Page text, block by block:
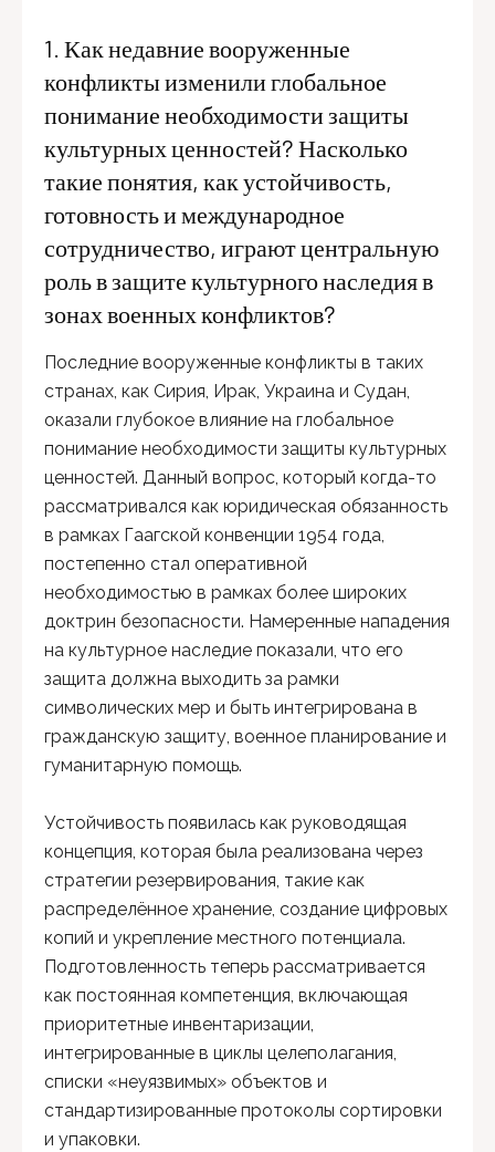
1. Как недавние вооруженные
конфликты изменили глобальное
понимание необходимости защиты
культурных ценностей? Насколько
такие понятия, как устойчивость,
готовность и международное
сотрудничество, играют центральную
роль в защите культурного наследия в
зонах военных конфликтов?
Последние вооруженные конфликты в таких
странах, как Сирия, Ирак, Украина и Судан,
оказали глубокое влияние на глобальное
понимание необходимости защиты культурных
ценностей. Данный вопрос, который когда-то
рассматривался как юридическая обязанность
в рамках Гаагской конвенции 1954 года,
постепенно стал оперативной
необходимостью в рамках более широких
доктрин безопасности. Намеренные нападения
на культурное наследие показали, что его
защита должна выходить за рамки
символических мер и быть интегрирована в
гражданскую защиту, военное планирование и
гуманитарную помощь.
Устойчивость появилась как руководящая
концепция, которая была реализована через
стратегии резервирования, такие как
распределённое хранение, создание цифровых
копий и укрепление местного потенциала.
Подготовленность теперь рассматривается
как постоянная компетенция, включающая
приоритетные инвентаризации,
интегрированные в циклы целеполагания,
списки «неуязвимых» объектов и
стандартизированные протоколы сортировки
и упаковки.